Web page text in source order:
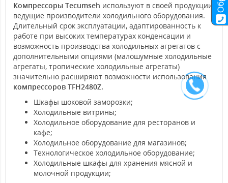
Компрессоры Tecumseh используют в своей продукции
ведущие производители холодильного оборудования.
Длительный срок эксплуатации, адаптированность к
работе при высоких температурах конденсации и
возможность производства холодильных агрегатов с
дополнительными опциями (малошумные холодильные
агрегаты, тропические холодильные агрегаты)
значительно расширяют возможности использования
компрессоров TFH2480Z.
Шкафы шоковой заморозки;
Холодильные витрины;
Холодильное оборудование для ресторанов и
кафе;
Холодильное оборудование для магазинов;
Технологическое холодильное оборудование;
Холодильные шкафы для хранения мясной и
молочной продукции;